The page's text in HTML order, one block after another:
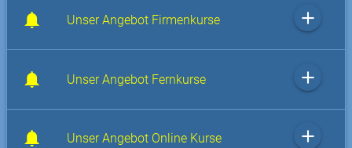
Unser Angebot Firmenkurse add
Unser Angebot Fernkurse add
Unser Angebot Online Kurse add